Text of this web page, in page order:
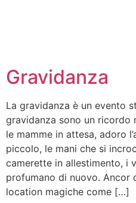
Gravidanza
La gravidanza è un evento
gravidanza sono un
le mamme in attesa, adoro
piccolo, le mani che si
camerette in allestimento, i
profumano di nuovo. Ancor
location magiche come […]